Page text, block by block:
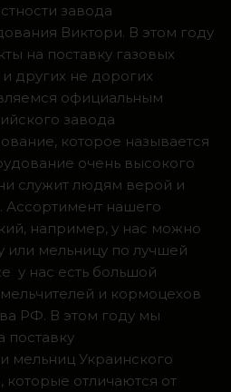
завода
Виктори. В этом году
на поставку газовых
других не дорогих
официальным
завода
которое называется
очень высокого
служит людям верой и
Ассортимент нашего
например, у нас можно
или мельницу по лучшей
у нас есть большой
и кормоцехов
РФ. В этом году мы
поставку
мельниц Украинского
отличаются от